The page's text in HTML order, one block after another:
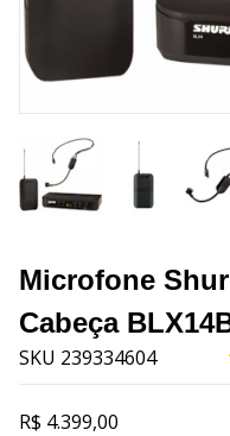
Microfone
Cabeça
SKU 239334604
R$ 4.399,00